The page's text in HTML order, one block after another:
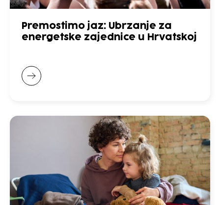
Premostimo jaz: Ubrzanje za
energetske zajednice u Hrvatskoj